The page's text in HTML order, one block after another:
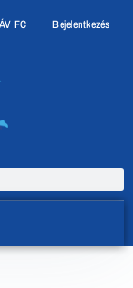
FC
Bejelentkezés